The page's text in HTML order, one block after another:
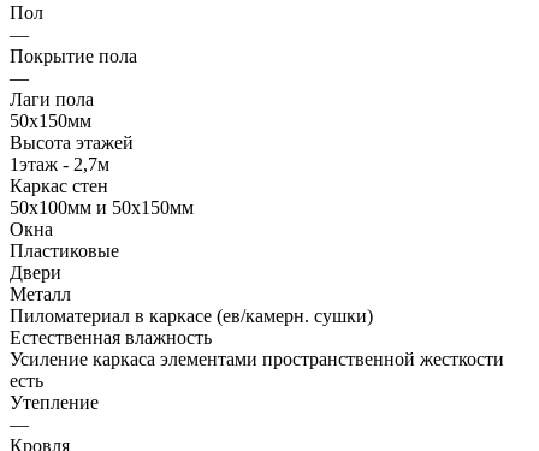
Пол
—
Покрытие пола
—
Лаги пола
50х150мм
Высота этажей
1этаж - 2,7м
Каркас стен
50х100мм и 50х150мм
Окна
Пластиковые
Двери
Металл
Пиломатериал в каркасе (ев/камерн. сушки)
Естественная влажность
Усиление каркаса элементами пространственной жесткости
есть
Утепление
—
Кровля